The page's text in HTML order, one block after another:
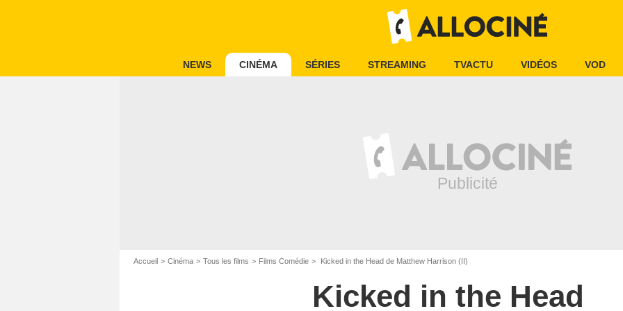
NEWS CINÉMA SÉRIES STREAMING TVACTU VIDÉOS VOD
Accueil Cinéma Tous les films Films Comédie Kicked in the Head de Matthew Harrison (II)
Kicked in the Head